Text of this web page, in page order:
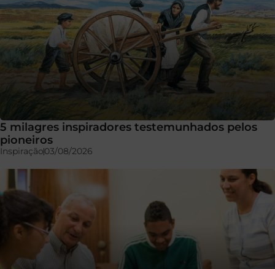
5 milagres inspiradores testemunhados pelos
pioneiros
Inspiração03/08/2026